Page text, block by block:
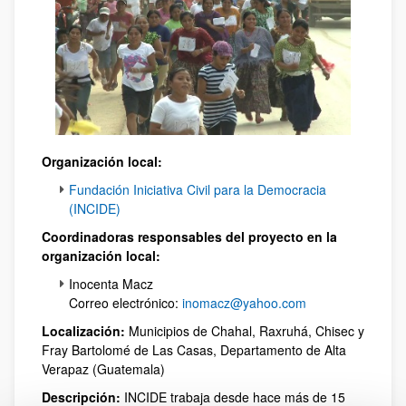
Organización local:
Fundación Iniciativa Civil para la Democracia
(INCIDE)
Coordinadoras responsables del proyecto en la
organización local:
Inocenta Macz
Correo electrónico: inomacz@yahoo.com
Localización: Municipios de Chahal, Raxruhá, Chisec y
Fray Bartolomé de Las Casas, Departamento de Alta
Verapaz (Guatemala)
Descripción: INCIDE trabaja desde hace más de 15